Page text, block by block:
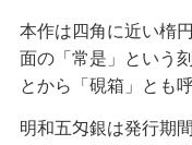
本作は四角に近い楕
面の「常是」という
とから「硯箱」とも
明和五匁銀は発行期